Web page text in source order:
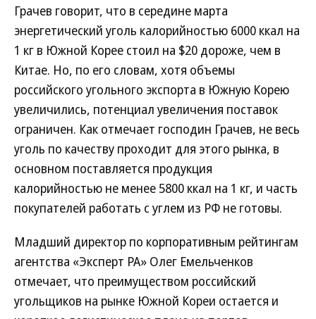
Грачев говорит, что в середине марта
энергетический уголь калорийностью 6000 ккал на
1 кг в Южной Корее стоил на $20 дороже, чем в
Китае. Но, по его словам, хотя объемы
российского угольного экспорта в Южную Корею
увеличились, потенциал увеличения поставок
ограничен. Как отмечает господин Грачев, не весь
уголь по качеству проходит для этого рынка, в
основном поставляется продукция
калорийностью не менее 5800 ккал на 1 кг, и часть
покупателей работать с углем из РФ не готовы.
Младший директор по корпоративным рейтингам
агентства «Эксперт РА» Олег Емельченков
отмечает, что преимуществом российский
угольщиков на рынке Южной Кореи остается и